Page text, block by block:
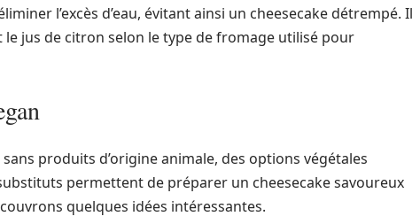
l’excès d’eau, évitant ainsi un cheesecake détrempé. Il
le jus de citron selon le type de fromage utilisé pour
produits d’origine animale, des options végétales
permettent de préparer un cheesecake savoureux
quelques idées intéressantes.